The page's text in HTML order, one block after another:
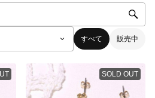
すべて 販売中
SOLD OUT